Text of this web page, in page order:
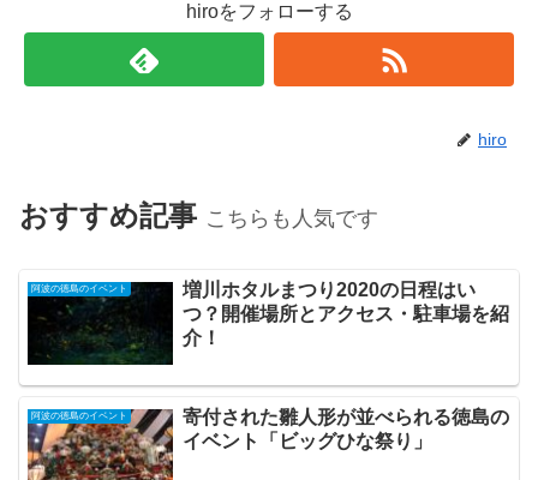
hiroをフォローする
hiro
おすすめ記事 こちらも人気です
阿波の徳島のイベント
増川ホタルまつり2020の日程はい
つ？開催場所とアクセス・駐車場を紹
介！
阿波の徳島のイベント
寄付された雛人形が並べられる徳島の
イベント「ビッグひな祭り」